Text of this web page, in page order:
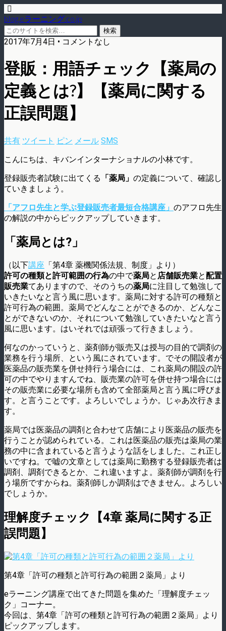
blog.eラーニング.co.jp
2017年7月4日 • コメントなし
登販：用語チェック【薬局の
定義とは?】【薬局に関する
正誤問題】
共有 ツイート ピン メール SMS
こんにちは、キバンインターナショナルの小林です。
登録販売者試験に出てくる 「薬局」 の定義について、確認し
ていきましょう。
「アフロ先生と学ぶ登録販売者最短合格講座」 のアフロ先生
の解説の中からピックアップしていきます。
「薬局とは?」
（以下講座 「第4章 薬機関係法規、制度」より）
許可の種類と許可範囲の行為の中で薬局と 店舗販売業と配置
販売業てありますので、そのうちの薬局に注目して勉強して
いきたいなと言う風に思います。薬局に対する許可の種類と
許可行為の範囲。薬局でどんなことができるのか、どんなこ
とができないのか、それについて勉強していきたいなと言う
風に思います。はいそれでは頑張って行きましょう。
何なのかっていうと、薬剤師が販売又は授与の目的で調剤の
業務を行う場所、という風にされています。でその開設者が
医薬品の販売業を併せ持行う場合には、これ薬局の開設の許
可の中でやりますんでね、販売業の許可を併せ持つ場合には
その販売業に必要な場所も含めて全部薬局と言う風に呼びま
す。と言うことです。よろしいでしょうか。じゃあ次行きま
す。
薬局では医薬品の調剤と合わせて店舗により医薬品の販売を
行うことが認められている。これは医薬品の販売は薬局の業
務の中に含まれていると言うような話をしました。これ正し
いですね。で嘘の文章としては薬局に勤務する登録販売者は
調剤、調剤できるとか、これ違いますよ。薬剤師が調剤を行
う場所ですからね。薬剤師しか調剤はできません。よろしい
でしょうか。
理解度チェック【4章 薬局に関する正
誤問題】
第4章「許可の種類と許可行為の範囲２薬局」より
eラーニング講座で出てきた問題を集めた「理解度チェッ
ク」コーナー。
今回は、第4章「許可の種類と許可行為の範囲２薬局」より
ピックアップします。